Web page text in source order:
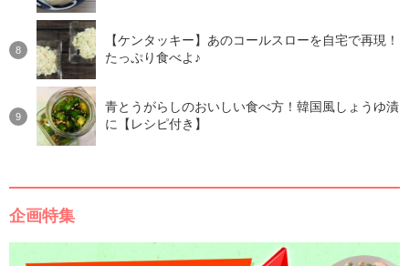
【ケンタッキー】あのコールスローを自宅で再現！
たっぷり食べよ♪
青とうがらしのおいしい食べ方！韓国風しょうゆ漬
に【レシピ付き】
企画特集